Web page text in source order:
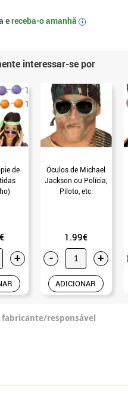
ereceba-o amanhã i
interessar-se por
de
+
Óculos de Michael
Jackson ou Polícia,
Piloto, etc.
1.99€
- +
ADICIONAR
responsável